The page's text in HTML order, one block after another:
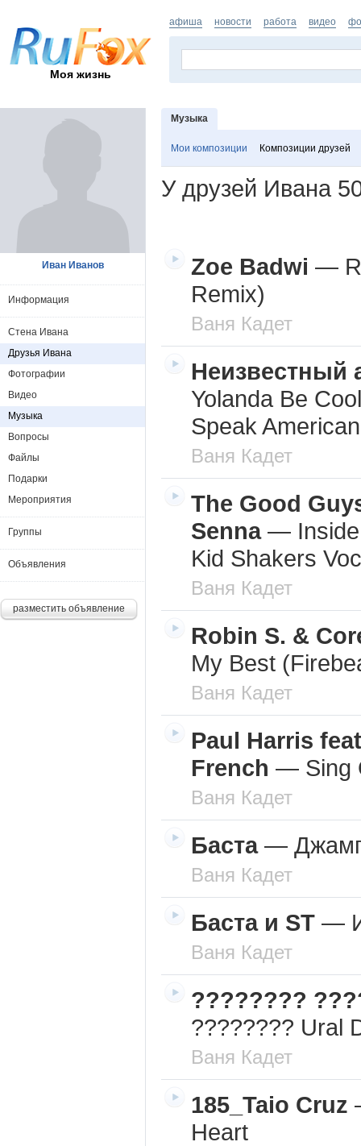
Моя жизнь
афиша новости работа видео
Музыка
Мои композиции Композиции друзей
У друзей Ивана
Zoe Badwi —
Remix)
Ваня Кадет
Неизвестный
Yolanda Be
Speak
Ваня Кадет
The Good
Senna—
Kid Shakers
Ваня Кадет
Robin S. &
My Best
Ваня Кадет
Paul Harris
French — Sing
Ваня Кадет
Баста—
Ваня Кадет
Баста и ST —
Ваня Кадет
????????
???????? Ural
Ваня Кадет
185_Taio Cruz
Heart
Иван Иванов
Информация
Стена Ивана
Друзья Ивана
Фотографии
Видео
Музыка
Вопросы
Файлы
Подарки
Мероприятия
Группы
Объявления
разместить объявление